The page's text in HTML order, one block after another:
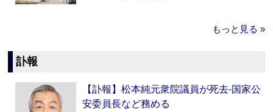
もっと見る »
訃報
【訃報】松本純元衆院議員が死去‐国家公
安委員長など務める